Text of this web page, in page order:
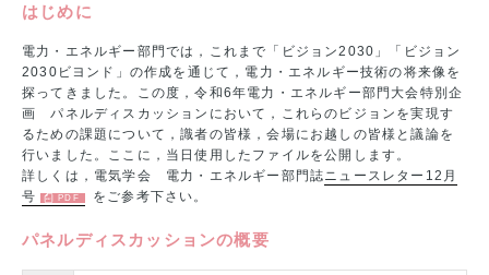
はじめに
電力・エネルギー部門では，これまで「ビジョン2030」「ビジョン
2030ビヨンド」の作成を通じて，電力・エネルギー技術の将来像を
探ってきました。この度，令和6年電力・エネルギー部門大会特別企
画 パネルディスカッションにおいて，これらのビジョンを実現す
るための課題について，識者の皆様，会場にお越しの皆様と議論を
行いました。ここに，当日使用したファイルを公開します。
詳しくは，電気学会 電力・エネルギー部門誌 ニュースレター12月
号
をご参考下さい。
パネルディスカッションの概要